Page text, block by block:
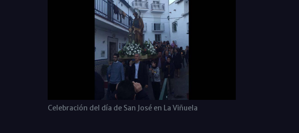
Celebración del día de San José en La Viñuela